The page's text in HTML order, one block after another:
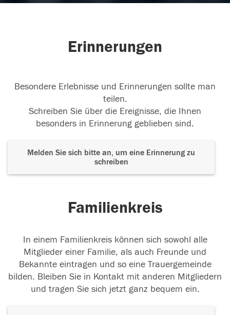
Erinnerungen
Besondere Erlebnisse und Erinnerungen sollte man
teilen.
Schreiben Sie über die Ereignisse, die Ihnen
besonders in Erinnerung geblieben sind.
Melden Sie sich bitte an, um eine Erinnerung zu
schreiben
Familienkreis
In einem Familienkreis können sich sowohl alle
Mitglieder einer Familie, als auch Freunde und
Bekannte eintragen und so eine Trauergemeinde
bilden. Bleiben Sie in Kontakt mit anderen Mitgliedern
und tragen Sie sich jetzt ganz bequem ein.